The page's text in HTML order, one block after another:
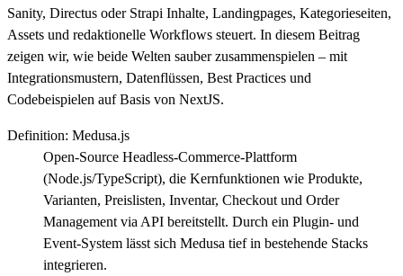
Sanity, Directus oder Strapi Inhalte, Landingpages, Kategorieseiten,
Assets und redaktionelle Workflows steuert. In diesem Beitrag
zeigen wir, wie beide Welten sauber zusammenspielen – mit
Integrationsmustern, Datenflüssen, Best Practices und
Codebeispielen auf Basis von NextJS.
Definition: Medusa.js
Open-Source Headless‑Commerce-Plattform
(Node.js/TypeScript), die Kernfunktionen wie Produkte,
Varianten, Preislisten, Inventar, Checkout und Order
Management via API bereitstellt. Durch ein Plugin- und
Event-System lässt sich Medusa tief in bestehende Stacks
integrieren.